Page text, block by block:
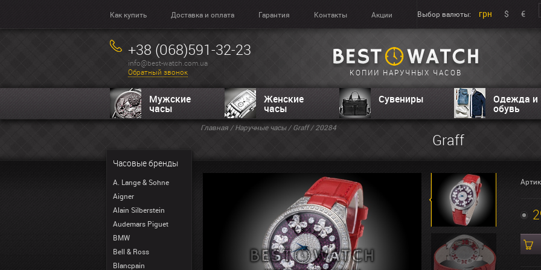
Как купить Доставка и оплата Гарантия Контакты Акции Выбор валюты: грн $ €
+38 (068)591-32-23
info@best-watch.com.ua
Обратный звонок
КОПИИ НАРУЧНЫХ ЧАСОВ
Мужские
часы
Женские
часы
Сувениры Одежда и
обувь
Часовые бренды
A. Lange & Sohne
Aigner
Alain Silberstein
Audemars Piguet
BMW
Bell & Ross
Blancpain
Главная/Наручные часы/Graff/ 20284
Graff